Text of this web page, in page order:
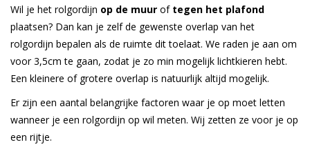
Wil je het rolgordijn op de muur of tegen het plafond
plaatsen? Dan kan je zelf de gewenste overlap van het
rolgordijn bepalen als de ruimte dit toelaat. We raden je aan om
voor 3,5cm te gaan, zodat je zo min mogelijk lichtkieren hebt.
Een kleinere of grotere overlap is natuurlijk altijd mogelijk.
Er zijn een aantal belangrijke factoren waar je op moet letten
wanneer je een rolgordijn op wil meten. Wij zetten ze voor je op
een rijtje.